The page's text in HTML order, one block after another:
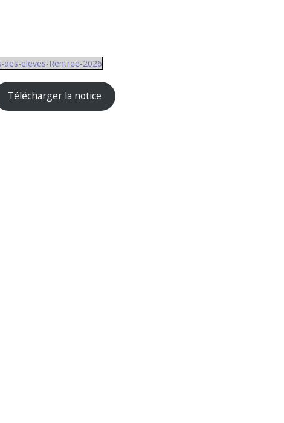
eleves-Rentree-2026
Télécharger la notice